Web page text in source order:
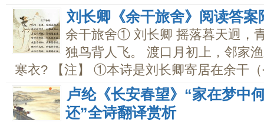
刘长卿《余干旅舍》阅读答案
余干旅舍① 刘长卿 摇落暮天迥，
独鸟背人飞。 渡口月初上，邻家
寒衣? 【注】 ①本诗是刘长卿寄居在余干
卢纶《长安春望》“家在梦中
还”全诗翻译赏析